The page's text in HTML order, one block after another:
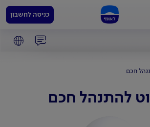
כניסה לחשבון
חכם
להתנהל חכם